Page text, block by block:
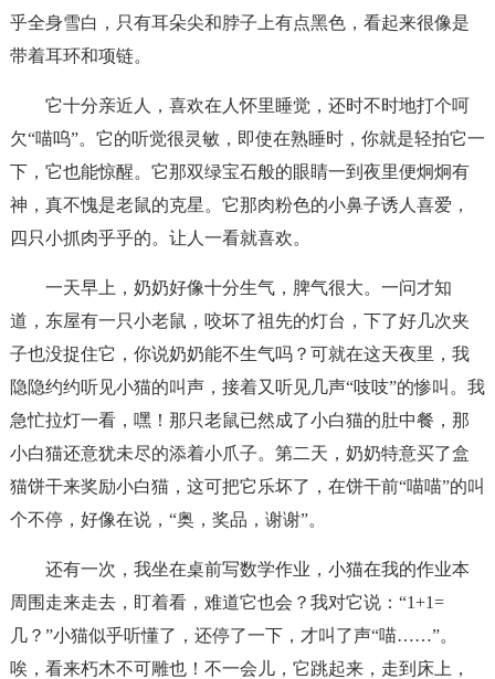
乎全身雪白，只有耳朵尖和脖子上有点黑色，看起来很像是
带着耳环和项链。
它十分亲近人，喜欢在人怀里睡觉，还时不时地打个呵
欠“喵呜”。它的听觉很灵敏，即使在熟睡时，你就是轻拍它一
下，它也能惊醒。它那双绿宝石般的眼睛一到夜里便炯炯有
神，真不愧是老鼠的克星。它那肉粉色的小鼻子诱人喜爱，
四只小抓肉乎乎的。让人一看就喜欢。
一天早上，奶奶好像十分生气，脾气很大。一问才知
道，东屋有一只小老鼠，咬坏了祖先的灯台，下了好几次夹
子也没捉住它，你说奶奶能不生气吗？可就在这天夜里，我
隐隐约约听见小猫的叫声，接着又听见几声“吱吱”的惨叫。我
急忙拉灯一看，嘿！那只老鼠已然成了小白猫的肚中餐，那
小白猫还意犹未尽的添着小爪子。第二天，奶奶特意买了盒
猫饼干来奖励小白猫，这可把它乐坏了，在饼干前“喵喵”的叫
个不停，好像在说，“奥，奖品，谢谢”。
还有一次，我坐在桌前写数学作业，小猫在我的作业本
周围走来走去，盯着看，难道它也会？我对它说：“1+1=
几？”小猫似乎听懂了，还停了一下，才叫了声“喵……”。
唉，看来朽木不可雕也！不一会儿，它跳起来，走到床上，